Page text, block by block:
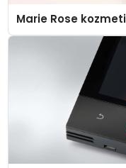
Marie Rose